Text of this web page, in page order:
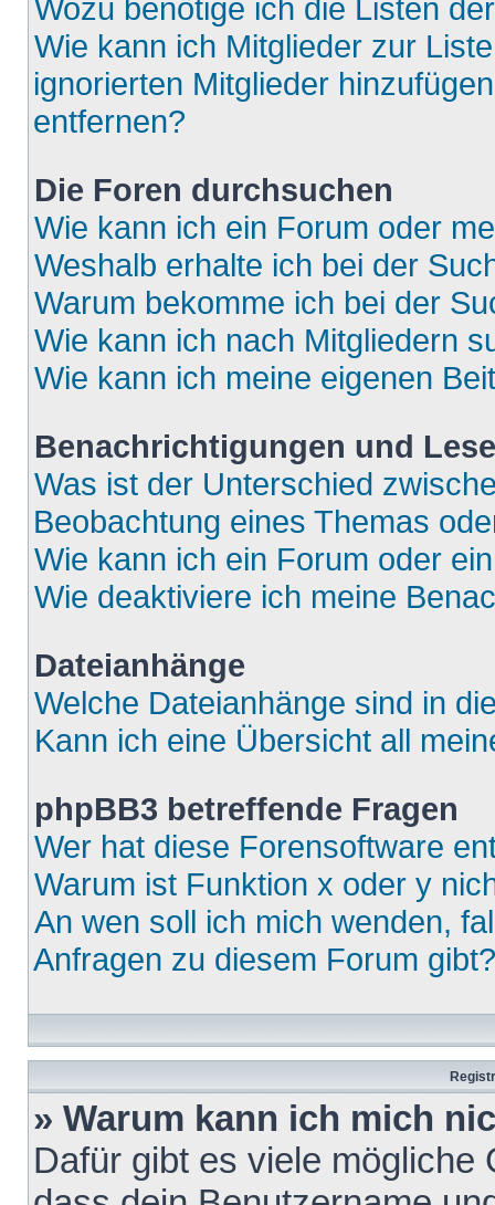
Wozu benötige ich die Listen
Wie kann ich Mitglieder zur
ignorierten Mitglieder
entfernen?
Die Foren durchsuchen
Wie kann ich ein Forum oder
Weshalb erhalte ich bei der
Warum bekomme ich bei der
Wie kann ich nach Mitgliedern
Wie kann ich meine eigenen
Benachrichtigungen und
Was ist der Unterschied
Beobachtung eines Themas
Wie kann ich ein Forum oder
Wie deaktiviere ich meine
Dateianhänge
Welche Dateianhänge sind in
Kann ich eine Übersicht all
phpBB3 betreffende Fragen
Wer hat diese Forensoftware
Warum ist Funktion x oder y
An wen soll ich mich wenden,
Anfragen zu diesem Forum gibt?
» Warum kann ich mich
Dafür gibt es viele